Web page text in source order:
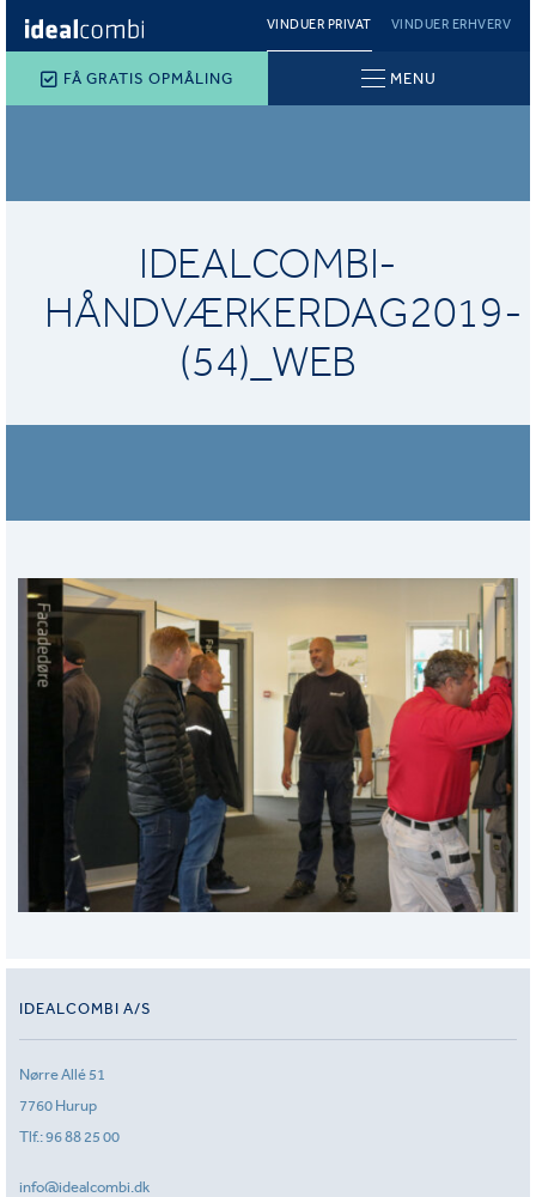
VINDUER PRIVAT VINDUER ERHVERV
FÅ GRATIS OPMÅLING MENU
IDEALCOMBI-
HÅNDVÆRKERDAG2019-
(54)_WEB
IDEALCOMBI A/S
Nørre Allé 51
7760 Hurup
Tlf.:96 88 25 00
info@idealcombi.dk